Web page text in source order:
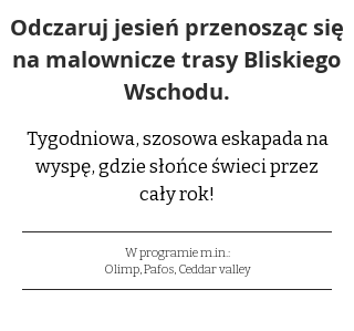
Odczaruj jesień przenosząc się
na malownicze trasy Bliskiego
Wschodu.
Tygodniowa, szosowa eskapada na
wyspę, gdzie słońce świeci przez
cały rok!
W programie m.in.:
Olimp, Pafos, Ceddar valley